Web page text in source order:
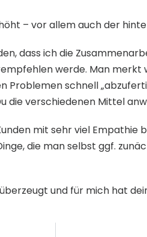
– vor allem auch der
dass ich die
werde. Man merkt
Problemen schnell
die verschiedenen Mittel
mit sehr viel Empathie
die man selbst ggf.
und für mich hat